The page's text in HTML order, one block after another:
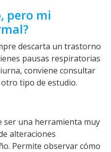
pero mi
descarta un trastorno
pausas respiratorias
conviene consultar
tipo de estudio.
ser una herramienta muy
alteraciones
Permite observar cómo